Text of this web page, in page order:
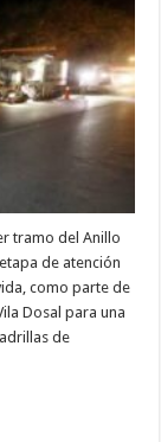
tramo del Anillo
de atención
como parte de
Dosal para una
de